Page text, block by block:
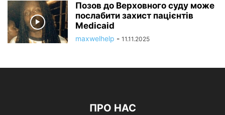
Позов до Верховного суду може
послабити захист пацієнтів
Medicaid
maxwelhelp - 11.11.2025
ПРО НАС